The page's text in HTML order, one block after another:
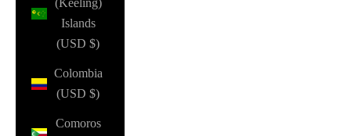
(Keeling)
Islands
(USD $)
Colombia
(USD $)
Comoros